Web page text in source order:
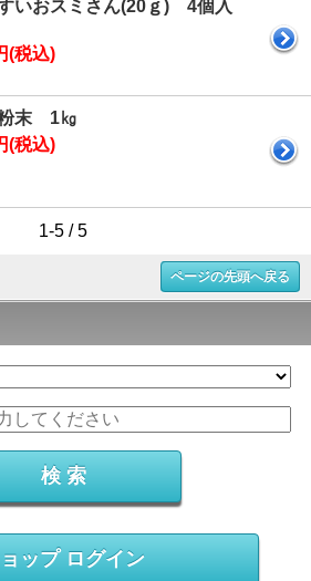
いおスミさん(20ｇ) 4個入
(税込)
末 1㎏
(税込)
1-5 / 5
ページの先頭へ戻る
ップ ログイン